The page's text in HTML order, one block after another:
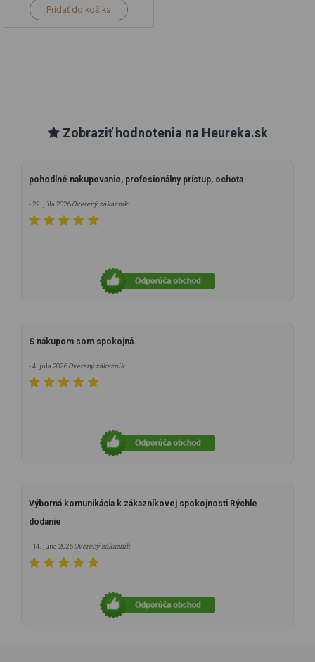
Pridať do košíka
Zobraziť hodnotenia na Heureka.sk
pohodlné nakupovanie, profesionálny prístup, ochota
- 22. júla 2026Overený zákazník
S nákupom som spokojná.
- 4. júla 2026Overený zákazník
Výborná komunikácia k zákazníkovej spokojnosti Rýchle
dodanie
- 14. júna 2026Overený zákazník